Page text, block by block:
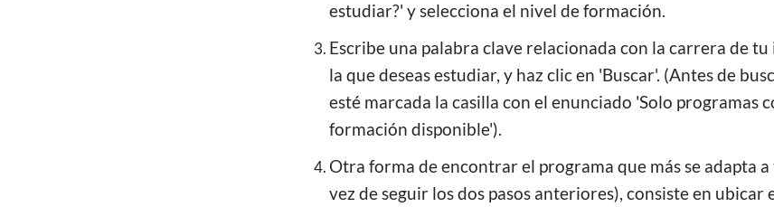
estudiar?' y selecciona el nivel de formación.
Escribe una palabra clave relacionada con la carrera de
la que deseas estudiar, y haz clic en 'Buscar'. (Antes de
esté marcada la casilla con el enunciado 'Solo programas
formación disponible').
Otra forma de encontrar el programa que más se adapta a
vez de seguir los dos pasos anteriores), consiste en ubicar